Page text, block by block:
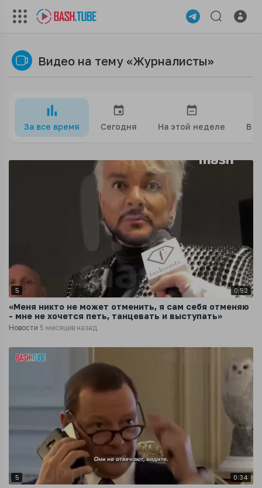
Видео на тему «Журналисты»
За все время Сегодня На этой неделе В
5 0:52
«Меня никто не может отменить, я сам себя отменяю
- мне не хочется петь, танцевать и выступать»
Новости 5 месяцев назад
5 0:34